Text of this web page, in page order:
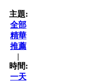
主題:
全部
精華
推薦
|
時間:
一天